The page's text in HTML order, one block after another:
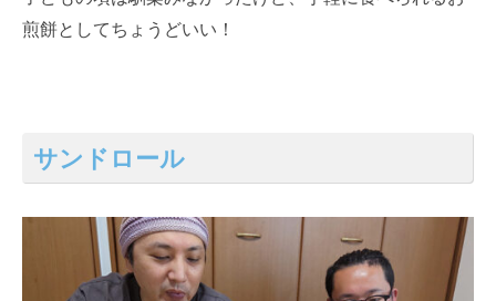
煎餅としてちょうどいい！
サンドロール